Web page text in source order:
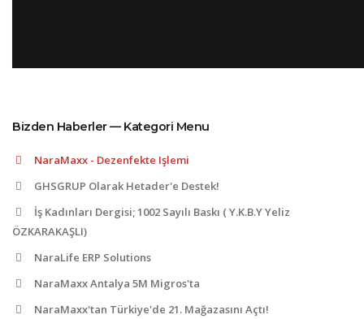
Bizden Haberler — Kategori Menu
NaraMaxx - Dezenfekte Işlemi
GHSGRUP Olarak Hetader'e Destek!
İş Kadınları Dergisi; 1002 Sayılı Baskı ( Y.K.B.Y Yeliz
ÖZKARAKAŞLI)
NaraLife ERP Solutions
NaraMaxx Antalya 5M Migros'ta
NaraMaxx'tan Türkiye'de 21. Mağazasını Açtı!